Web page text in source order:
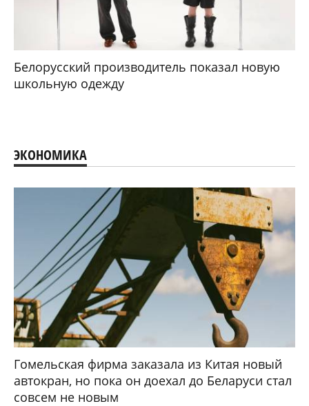
Белорусский производитель показал новую
школьную одежду
ЭКОНОМИКА
Гомельская фирма заказала из Китая новый
автокран, но пока он доехал до Беларуси стал
совсем не новым